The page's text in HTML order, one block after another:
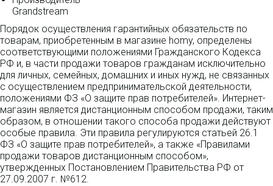
Grandstream
Порядок осуществления гарантийных обязательств по
товарам, приобретенным в магазине homy, определены
соответствующими положениями Гражданского Кодекса
РФ и, в части продажи товаров гражданам исключительно
для личных, семейных, домашних и иных нужд, не связанных
с осуществлением предпринимательской деятельности,
положениями ФЗ «О защите прав потребителей». Интернет-
магазин является дистанционным способом продажи, таким
образом, в отношении такого способа продажи действуют
особые правила. Эти правила регулируются статьей 26.1
ФЗ «О защите прав потребителей», а также «Правилами
продажи товаров дистанционным способом»,
утвержденных Постановлением Правительства РФ от
27.09.2007 г. №612.